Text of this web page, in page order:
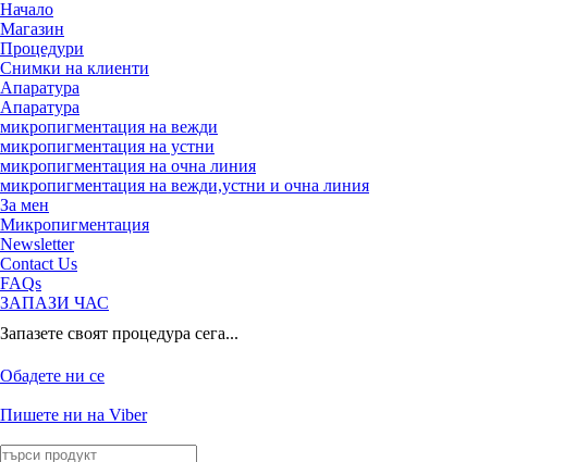
Начало
Магазин
Процедури
Снимки на клиенти
Апаратура
Апаратура
микропигментация на вежди
микропигментация на устни
микропигментация на очна линия
микропигментация на вежди,устни и очна линия
За мен
Микропигментация
Newsletter
Contact Us
FAQs
ЗАПАЗИ ЧАС
Запазете своят процедура сега...
Обадете ни се
Пишете ни на Viber